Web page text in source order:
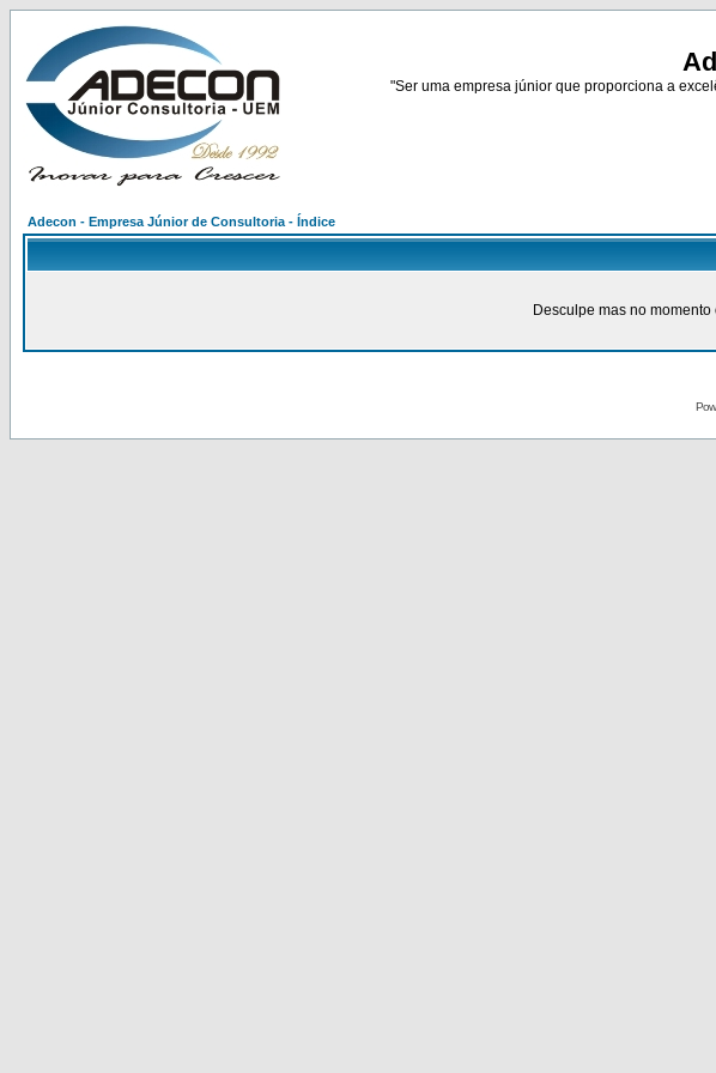
"Ser uma empresa júnior que proporciona a
Adecon - Empresa Júnior de Consultoria - Índice
Desculpe mas no